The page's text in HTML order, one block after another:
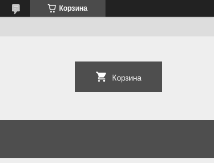
Корзина
Корзина